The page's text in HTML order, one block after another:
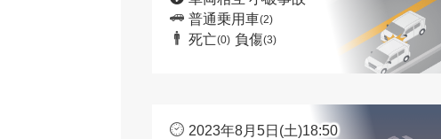
普通乗用車(2)
死亡(0) 負傷(3)
2023年8月5日(土)18:50